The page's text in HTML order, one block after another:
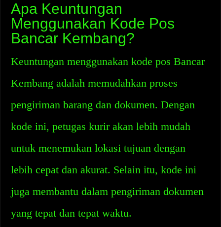
Apa Keuntungan
Menggunakan Kode Pos
Bancar Kembang?
Keuntungan menggunakan kode pos Bancar
Kembang adalah memudahkan proses
pengiriman barang dan dokumen. Dengan
kode ini, petugas kurir akan lebih mudah
untuk menemukan lokasi tujuan dengan
lebih cepat dan akurat. Selain itu, kode ini
juga membantu dalam pengiriman dokumen
yang tepat dan tepat waktu.